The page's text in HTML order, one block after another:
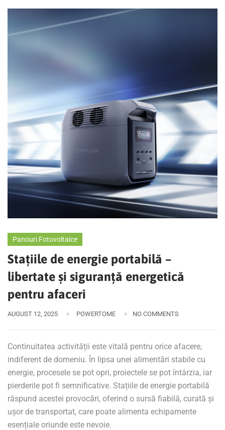
Panouri Fotovoltaice
Stațiile de energie portabilă –
libertate și siguranță energetică
pentru afaceri
AUGUST 12, 2025 POWERTOME NO COMMENTS
Continuitatea activității este vitală pentru orice afacere,
indiferent de domeniu. În lipsa unei alimentări stabile cu
energie, procesele se pot opri, proiectele se pot întârzia, iar
pierderile pot fi semnificative. Stațiile de energie portabilă
răspund acestei provocări, oferind o sursă fiabilă, curată și
ușor de transportat, care poate alimenta echipamente
esențiale oriunde este nevoie.